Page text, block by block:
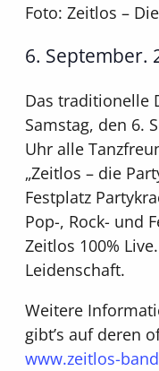
Foto: Zeitlos –
6. September.
Das traditionelle
Samstag, den 6.
Uhr alle
„Zeitlos – die
Festplatz
Pop-, Rock- und
Zeitlos 100%
Leidenschaft.
Weitere
gibt’s auf deren
www.zeitlos-